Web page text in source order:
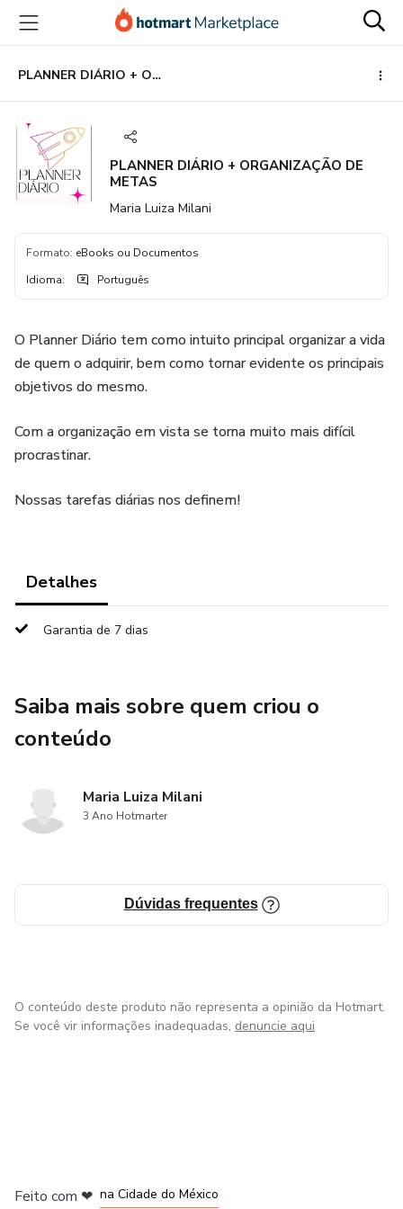
para
conteúdo
principal
para
pagamento
para
rodapé
PLANNER DIÁRIO + ORGANIZAÇÃO DE METAS
PLANNER DIÁRIO + ORGANIZAÇÃO DE
METAS
Maria Luiza Milani
Formato: eBooks ou Documentos
Idioma: Português
O Planner Diário tem como intuito principal organizar a vida
de quem o adquirir, bem como tornar evidente os principais
objetivos do mesmo.
Com a organização em vista se torna muito mais difícil
procrastinar.
Nossas tarefas diárias nos definem!
Detalhes
Garantia de 7 dias
Saiba mais sobre quem criou o
conteúdo
Maria Luiza Milani
3 Ano Hotmarter
Dúvidas frequentes
O conteúdo deste produto não representa a opinião da Hotmart.
Se você vir informações inadequadas, denuncie aqui
Feito com ❤ na Cidade do México